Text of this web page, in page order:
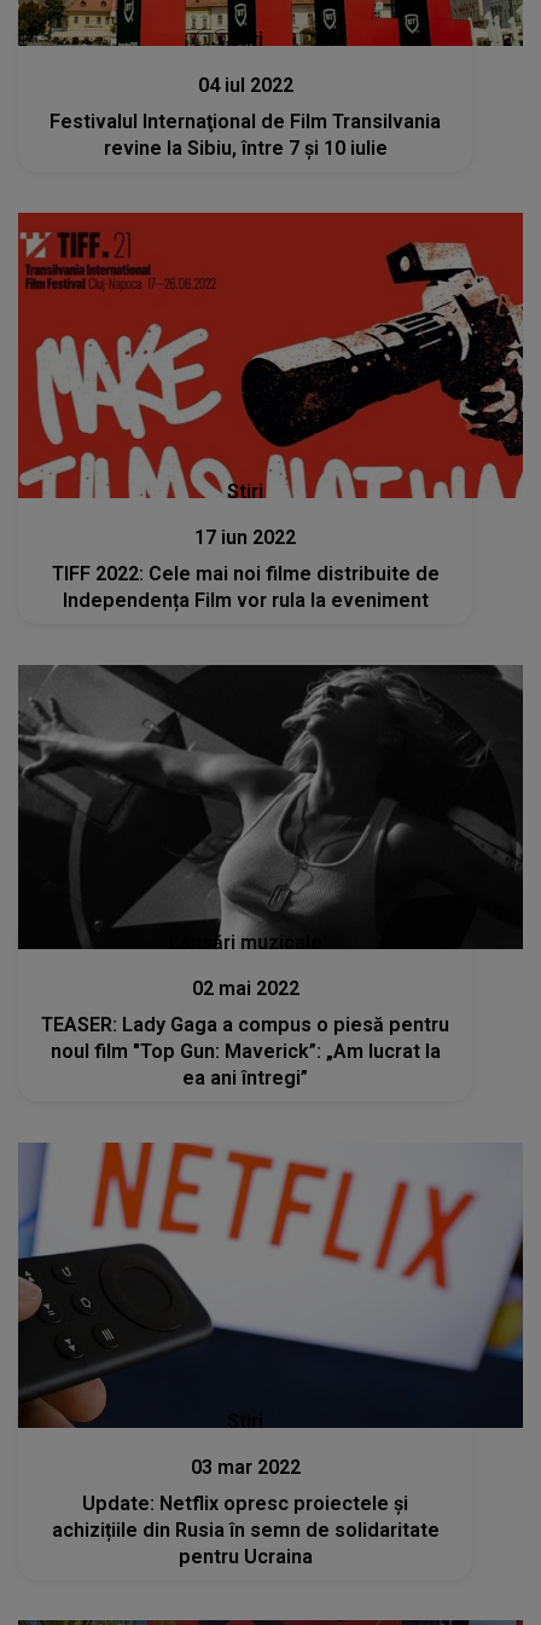
Stiri
04 iul 2022
Festivalul Internaţional de Film Transilvania
revine la Sibiu, între 7 şi 10 iulie
Stiri
17 iun 2022
TIFF 2022: Cele mai noi filme distribuite de
Independența Film vor rula la eveniment
Lansări muzicale
02 mai 2022
TEASER: Lady Gaga a compus o piesă pentru
noul film "Top Gun: Maverick”: „Am lucrat la
ea ani întregi”
Stiri
03 mar 2022
Update: Netflix opresc proiectele și
achizițiile din Rusia în semn de solidaritate
pentru Ucraina